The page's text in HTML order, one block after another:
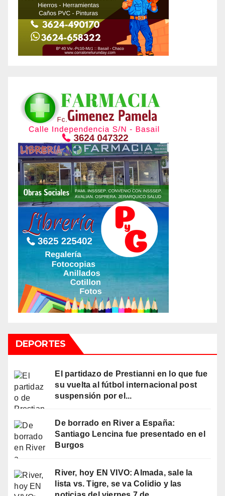
DEPORTES
El partidazo de Prestianni en lo que fue
su vuelta al fútbol internacional post
suspensión por el...
De borrado en River a España:
Santiago Lencina fue presentado en el
Burgos
River, hoy EN VIVO: Almada, sale la
lista vs. Tigre, se va Colidio y las